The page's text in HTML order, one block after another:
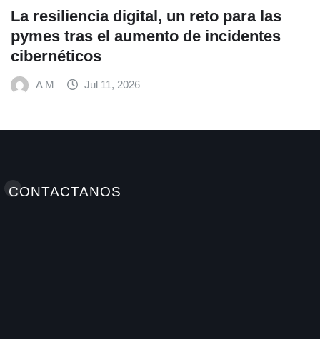
un reto para las
de incidentes
Fundación
alimentación